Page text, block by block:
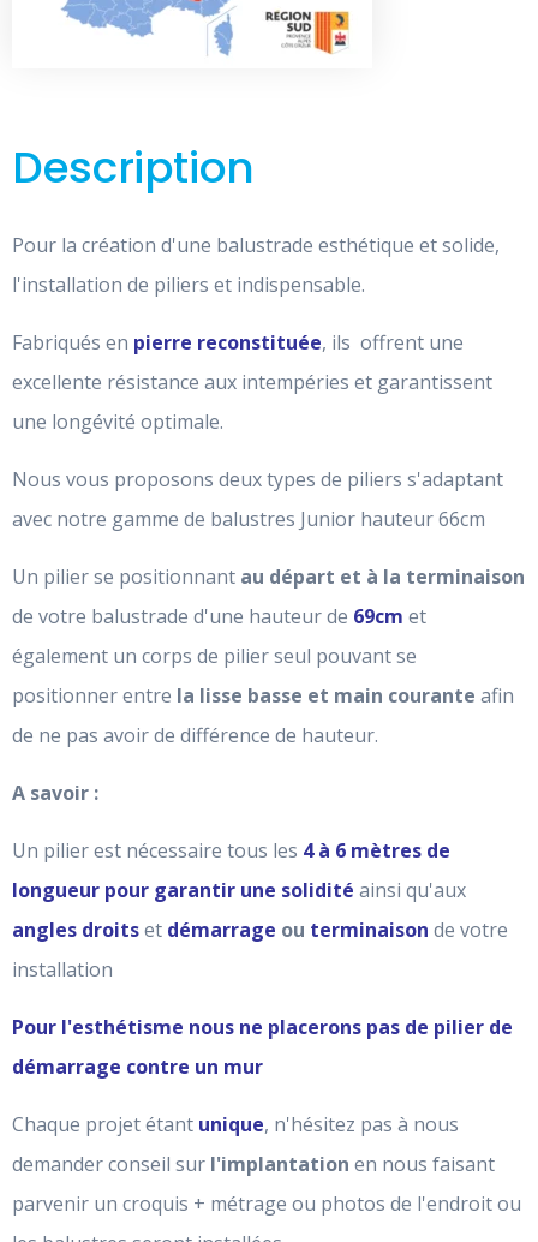
Description
Pour la création d'une balustrade esthétique et solide,
l'installation de piliers et indispensable.
Fabriqués en pierre reconstituée, ils offrent une
excellente résistance aux intempéries et garantissent
une longévité optimale.
Nous vous proposons deux types de piliers s'adaptant
avec notre gamme de balustres Junior hauteur 66cm
Un pilier se positionnant au départ et à la terminaison
de votre balustrade d'une hauteur de 69cm et
également un corps de pilier seul pouvant se
positionner entre la lisse basse et main courante afin
de ne pas avoir de différence de hauteur.
A savoir :
Un pilier est nécessaire tous les 4 à 6 mètres de
longueur pour garantir une solidité ainsi qu'aux
angles droitset démarrage ou terminaison de votre
installation
Pour l'esthétisme nous ne placerons pas de pilier de
démarrage contre un mur
Chaque projet étant unique, n'hésitez pas à nous
demander conseil sur l'implantation en nous faisant
parvenir un croquis + métrage ou photos de l'endroit ou